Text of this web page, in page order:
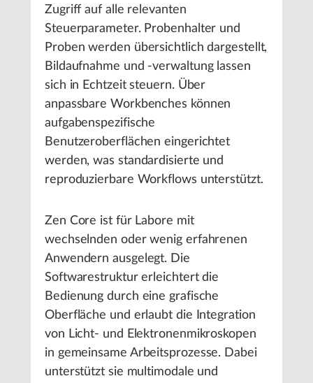
Zugriff auf alle relevanten
Steuerparameter. Probenhalter und
Proben werden übersichtlich dargestellt,
Bildaufnahme und -verwaltung lassen
sich in Echtzeit steuern. Über
anpassbare Workbenches können
aufgabenspezifische
Benutzeroberflächen eingerichtet
werden, was standardisierte und
reproduzierbare Workflows unterstützt.
Zen Core ist für Labore mit
wechselnden oder wenig erfahrenen
Anwendern ausgelegt. Die
Softwarestruktur erleichtert die
Bedienung durch eine grafische
Oberfläche und erlaubt die Integration
von Licht- und Elektronenmikroskopen
in gemeinsame Arbeitsprozesse. Dabei
unterstützt sie multimodale und